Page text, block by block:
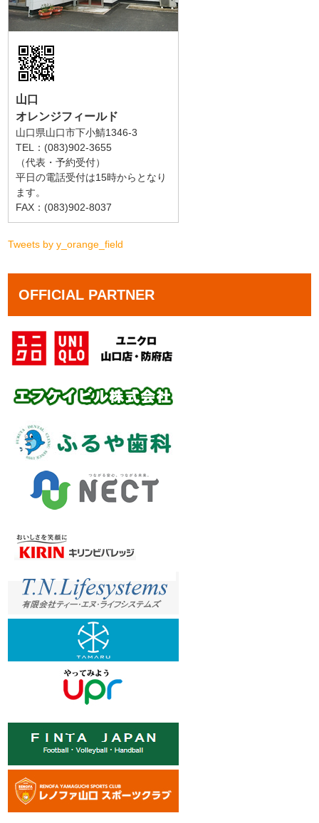
山口
オレンジフィールド
山口県山口市下小鯖1346-3
TEL：(083)902-3655
（代表・予約受付）
平日の電話受付は15時からとなり
ます。
FAX：(083)902-8037
Tweets by y_orange_field
OFFICIAL PARTNER